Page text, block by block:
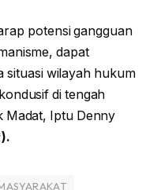
potensi gangguan
dapat
situasi wilayah hukum
di tengah
Madat, Iptu Denny